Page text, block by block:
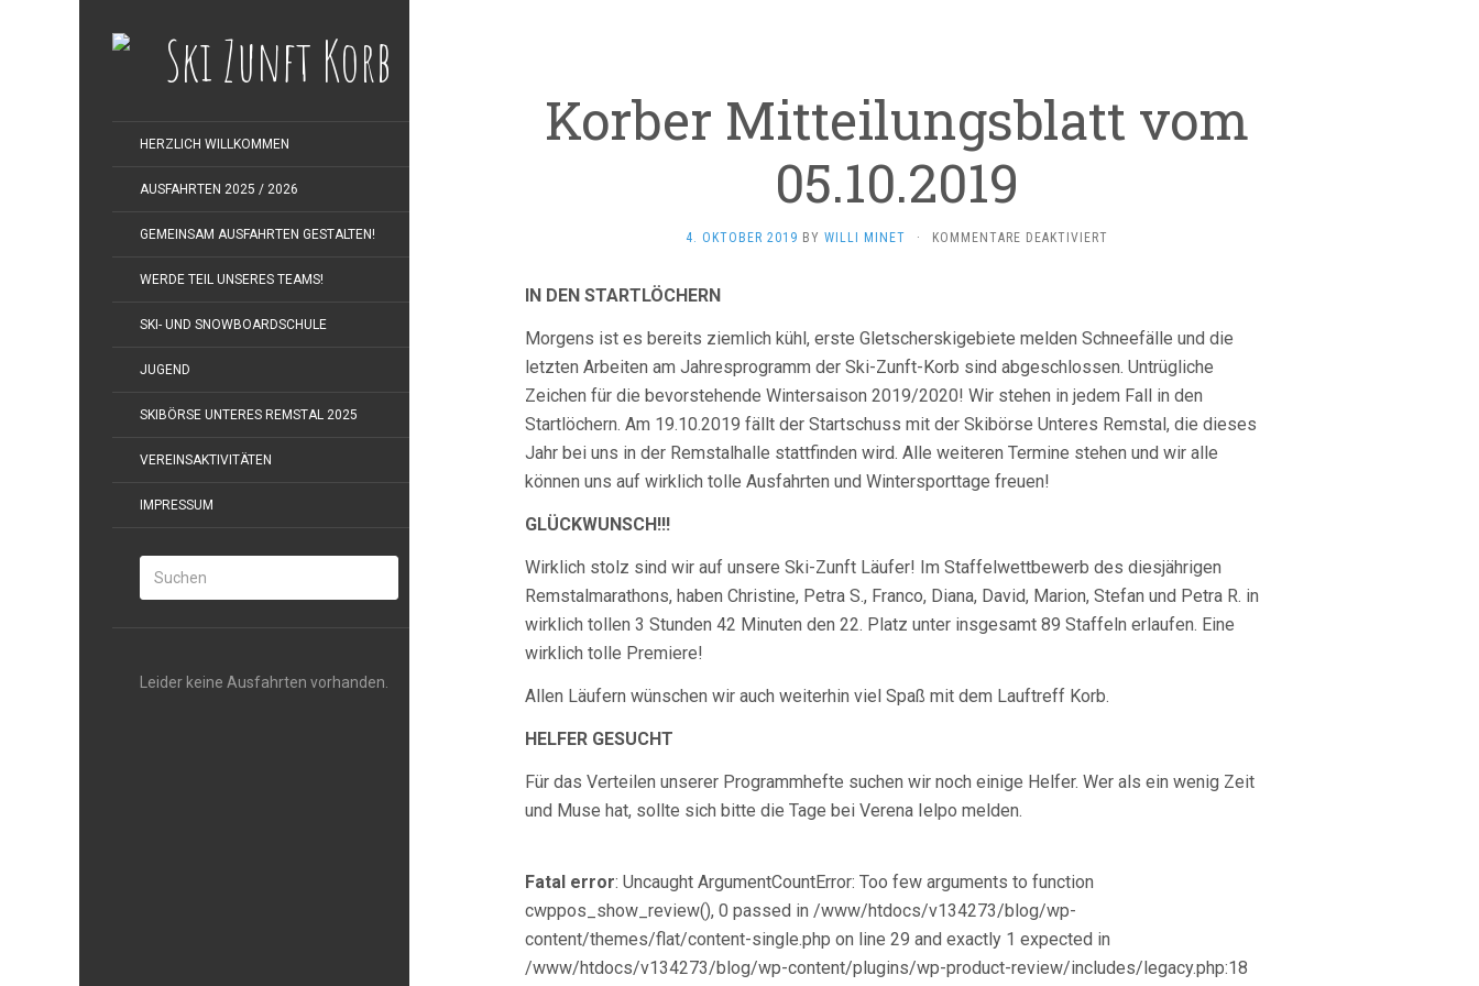
HERZLICH WILLKOMMEN
AUSFAHRTEN 2025 / 2026
GEMEINSAM AUSFAHRTEN GESTALTEN!
WERDE TEIL UNSERES TEAMS!
SKI- UND SNOWBOARDSCHULE
JUGEND
SKIBÖRSE UNTERES REMSTAL 2025
VEREINSAKTIVITÄTEN
IMPRESSUM
Leider keine Ausfahrten vorhanden.
Korber Mitteilungsblatt vom
05.10.2019
4. OKTOBER 2019 BY WILLI MINET · KOMMENTARE DEAKTIVIERT
IN DEN STARTLÖCHERN
Morgens ist es bereits ziemlich kühl, erste Gletscherskigebiete melden Schneefälle und die
letzten Arbeiten am Jahresprogramm der Ski-Zunft-Korb sind abgeschlossen. Untrügliche
Zeichen für die bevorstehende Wintersaison 2019/2020! Wir stehen in jedem Fall in den
Startlöchern. Am 19.10.2019 fällt der Startschuss mit der Skibörse Unteres Remstal, die dieses
Jahr bei uns in der Remstalhalle stattfinden wird. Alle weiteren Termine stehen und wir alle
können uns auf wirklich tolle Ausfahrten und Wintersporttage freuen!
GLÜCKWUNSCH!!!
Wirklich stolz sind wir auf unsere Ski-Zunft Läufer! Im Staffelwettbewerb des diesjährigen
Remstalmarathons, haben Christine, Petra S., Franco, Diana, David, Marion, Stefan und Petra R. in
wirklich tollen 3 Stunden 42 Minuten den 22. Platz unter insgesamt 89 Staffeln erlaufen. Eine
wirklich tolle Premiere!
Allen Läufern wünschen wir auch weiterhin viel Spaß mit dem Lauftreff Korb.
HELFER GESUCHT
Für das Verteilen unserer Programmhefte suchen wir noch einige Helfer. Wer als ein wenig Zeit
und Muse hat, sollte sich bitte die Tage bei Verena Ielpo melden.
Fatal error: Uncaught ArgumentCountError: Too few arguments to function
cwppos_show_review(), 0 passed in /www/htdocs/v134273/blog/wp-
content/themes/flat/content-single.php on line 29 and exactly 1 expected in
/www/htdocs/v134273/blog/wp-content/plugins/wp-product-review/includes/legacy.php:18